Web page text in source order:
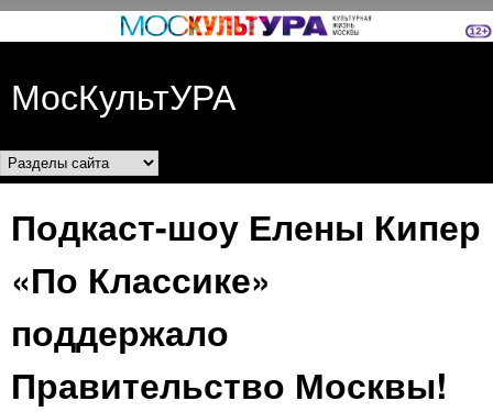
Перейти к основному
МосКультУРА
Разделы сайта
Подкаст-шоу Елены Кипер
«По Классике»
поддержало
Правительство Москвы!